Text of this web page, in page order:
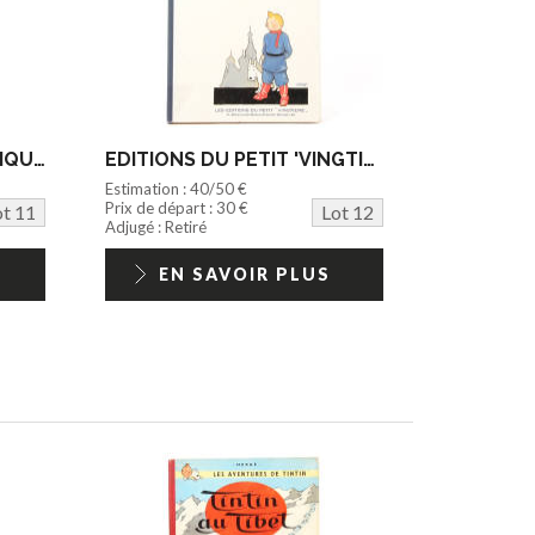
EDITIONS DUPUIS (BELGIQUE) (1)
11
EDITIONS DU PETIT 'VINGTIEME' (1)
Estimation : 40/50 €
Prix de départ : 30 €
Lot 12
Adjugé : Retiré
EN SAVOIR PLUS